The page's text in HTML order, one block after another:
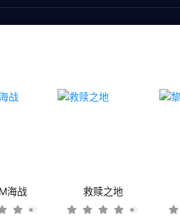
海战 救赎之地